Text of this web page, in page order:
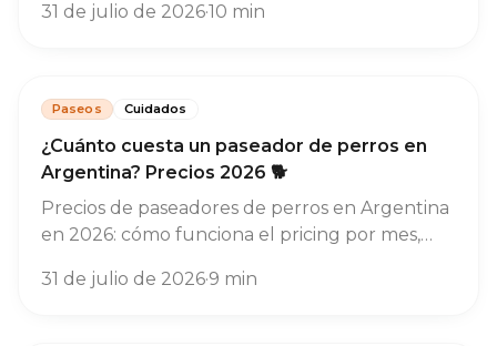
principales opciones en paseo, guardería y
31 de julio de 2026·10 min
Paseos Cuidados
¿Cuánto cuesta un paseador de perros en
Argentina? Precios 2026 🐕
Precios de paseadores de perros en Argentina
en 2026: cómo funciona el pricing por mes,
por qué casi no existe el paseo suelto y en qué
31 de julio de 2026·9 min